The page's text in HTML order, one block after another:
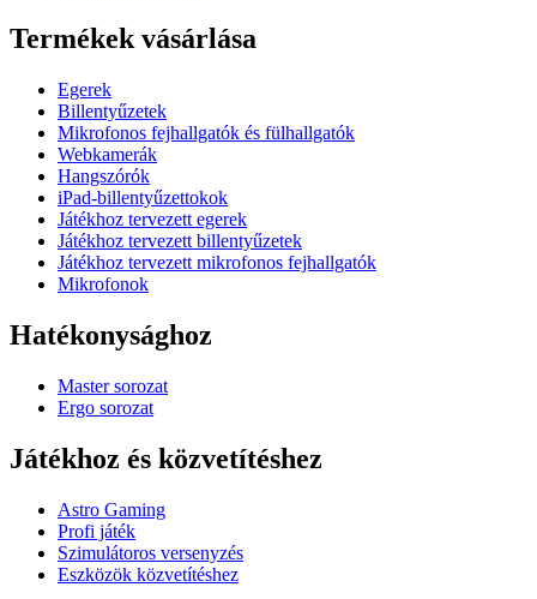
Termékek vásárlása
Egerek
Billentyűzetek
Mikrofonos fejhallgatók és fülhallgatók
Webkamerák
Hangszórók
iPad-billentyűzettokok
Játékhoz tervezett egerek
Játékhoz tervezett billentyűzetek
Játékhoz tervezett mikrofonos fejhallgatók
Mikrofonok
Hatékonysághoz
Master sorozat
Ergo sorozat
Játékhoz és közvetítéshez
Astro Gaming
Profi játék
Szimulátoros versenyzés
Eszközök közvetítéshez